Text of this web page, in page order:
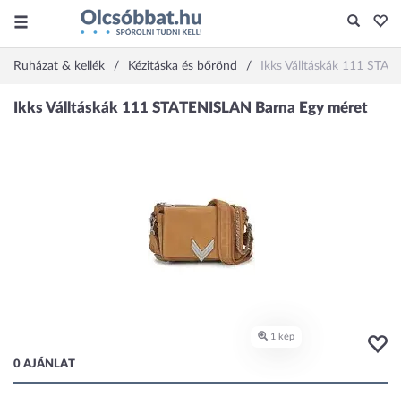
Ruházat & kellék Kézitáska és bőrönd Ikks Válltáskák 111
0 AJÁNLAT